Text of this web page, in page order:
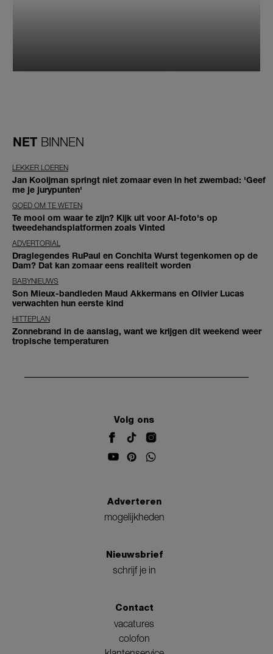
NET BINNEN
LEKKER LOEREN
Jan Kooijman springt niet zomaar even in het zwembad: 'Geef
me je jurypunten'
GOED OM TE WETEN
Te mooi om waar te zijn? Kijk uit voor AI-foto's op
tweedehandsplatformen zoals Vinted
ADVERTORIAL
Draglegendes RuPaul en Conchita Wurst tegenkomen op de
Dam? Dat kan zomaar eens realiteit worden
BABYNIEUWS
Son Mieux-bandleden Maud Akkermans en Olivier Lucas
verwachten hun eerste kind
HITTEPLAN
Zonnebrand in de aanslag, want we krijgen dit weekend weer
tropische temperaturen
Volg ons
Adverteren
mogelijkheden
Nieuwsbrief
schrijf je in
Contact
vacatures
colofon